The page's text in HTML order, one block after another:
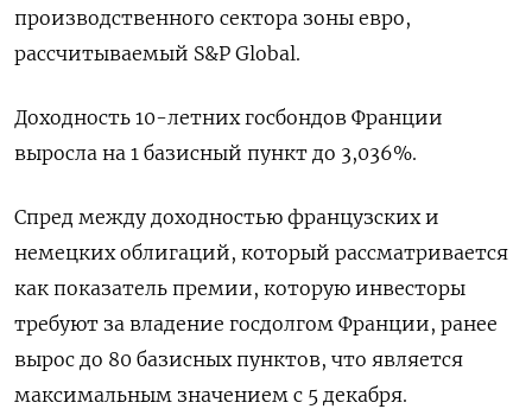
производственного сектора зоны евро,
рассчитываемый S&P Global.
Доходность 10-летних госбондов Франции
выросла на 1 базисный пункт до 3,036%.
Спред между доходностью французских и
немецких облигаций, который рассматривается
как показатель премии, которую инвесторы
требуют за владение госдолгом Франции, ранее
вырос до 80 базисных пунктов, что является
максимальным значением с 5 декабря.